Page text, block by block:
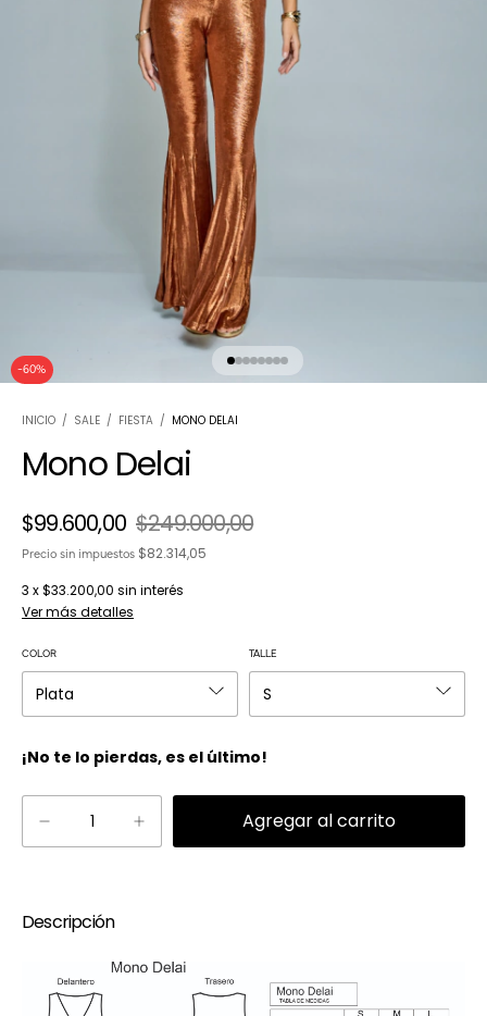
-60%
INICIO / SALE / FIESTA / MONO DELAI
Mono Delai
$99.600,00 $249.000,00
Precio sin impuestos $82.314,05
3 x$33.200,00 sin interés
Ver más detalles
COLOR TALLE
¡No te lo pierdas, es el último!
Descripción